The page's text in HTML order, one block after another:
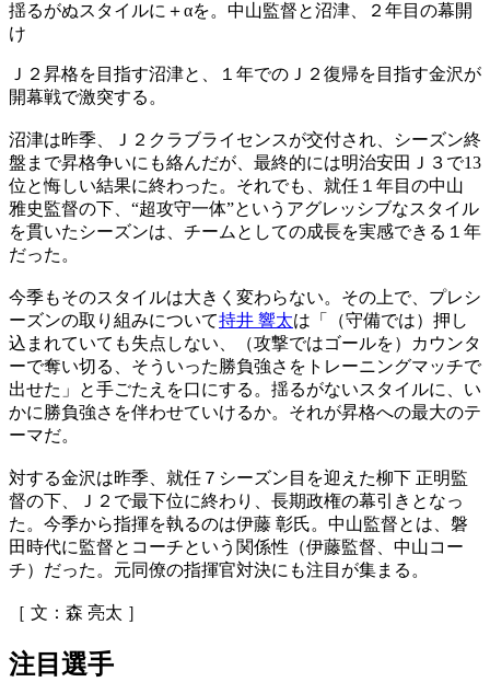
揺るがぬスタイルに＋αを。中山監督と沼津、２年目の幕開
け
Ｊ２昇格を目指す沼津と、１年でのＪ２復帰を目指す金沢が
開幕戦で激突する。
沼津は昨季、Ｊ２クラブライセンスが交付され、シーズン終
盤まで昇格争いにも絡んだが、最終的には明治安田Ｊ３で13
位と悔しい結果に終わった。それでも、就任１年目の中山
雅史監督の下、“超攻守一体”というアグレッシブなスタイル
を貫いたシーズンは、チームとしての成長を実感できる１年
だった。
今季もそのスタイルは大きく変わらない。その上で、プレシ
ーズンの取り組みについて持井 響太は「（守備では）押し
込まれていても失点しない、（攻撃ではゴールを）カウンタ
ーで奪い切る、そういった勝負強さをトレーニングマッチで
出せた」と手ごたえを口にする。揺るがないスタイルに、い
かに勝負強さを伴わせていけるか。それが昇格への最大のテ
ーマだ。
対する金沢は昨季、就任７シーズン目を迎えた柳下 正明監
督の下、Ｊ２で最下位に終わり、長期政権の幕引きとなっ
た。今季から指揮を執るのは伊藤 彰氏。中山監督とは、磐
田時代に監督とコーチという関係性（伊藤監督、中山コー
チ）だった。元同僚の指揮官対決にも注目が集まる。
［ 文：森 亮太 ］
注目選手